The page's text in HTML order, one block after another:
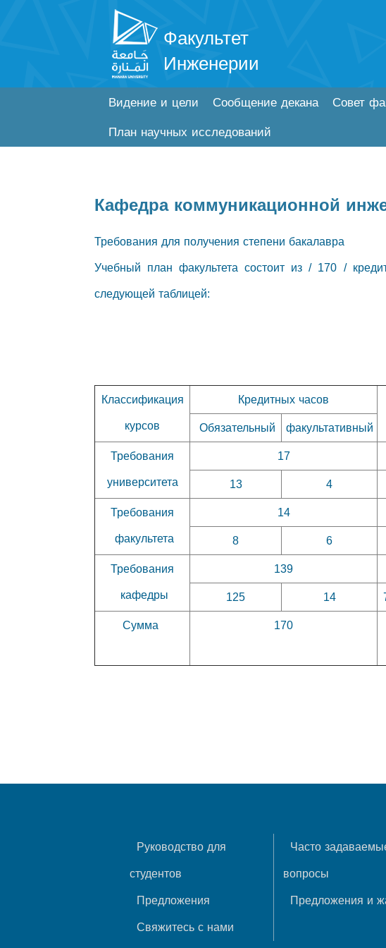
Факультет
Инженерии
Видение и цели Сообщение декана Совет
План научных исследований
Кафедра коммуникационной
Требования для получения степени бакалавра
Учебный план факультета состоит из / 170 /
следующей таблицей:
Классификация
курсов
Кредитных часов
Обязательный факультативный
Требования
университета
17
13
4
Требования
факультета
14
8
6
Требования
кафедры
139
125
14
Сумма
170
Руководство для
студентов
Часто
вопросы
Предложения
Предложения и
Свяжитесь с нами